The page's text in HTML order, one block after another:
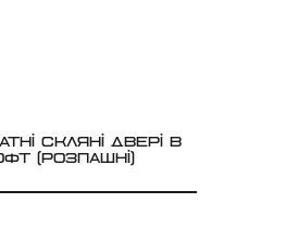
СКЛЯНІ ДВЕРІ В
(РОЗПАШНІ)